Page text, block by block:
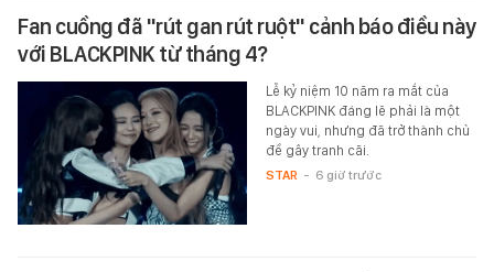
Fan cuồng đã "rút gan rút ruột" cảnh báo điều này
với BLACKPINK từ tháng 4?
Lễ kỷ niệm 10 năm ra mắt của
BLACKPINK đáng lẽ phải là một
ngày vui, nhưng đã trở thành chủ
đề gây tranh cãi.
STAR - 6 giờ trước